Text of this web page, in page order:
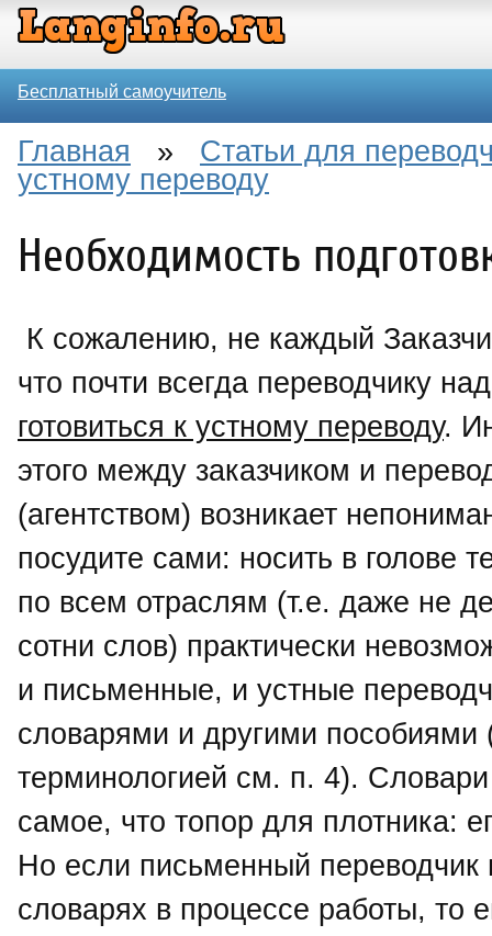
Бесплатный самоучитель
Главная » Статьи для
устному переводу
Необходимость
К сожалению, не каждый
что почти всегда переводчику
готовиться к устному переводу.
этого между заказчиком и
(агентством) возникает
посудите сами: носить в голове
по всем отраслям (т.е. даже не
сотни слов) практически
и письменные, и устные
словарями и другими пособиями
терминологией см. п. 4).
самое, что топор для плотника:
Но если письменный переводчик
словарях в процессе работы, то